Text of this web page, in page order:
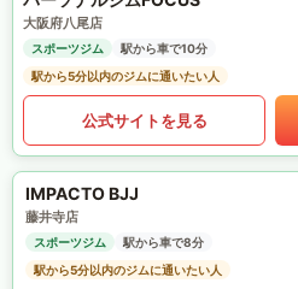
大阪府八尾店
スポーツジム
駅から車で10分
駅から5分以内のジムに通いたい人
公式サイトを見る
IMPACTO BJJ
藤井寺店
スポーツジム
駅から車で8分
駅から5分以内のジムに通いたい人